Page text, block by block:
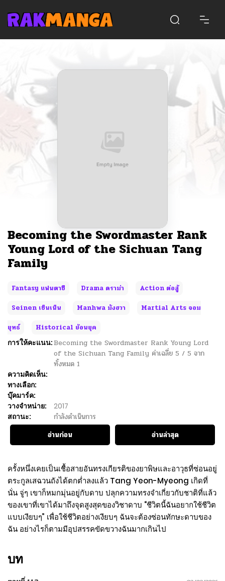
Becoming the Swordmaster Rank
Young Lord of the Sichuan Tang
Family
Fantasy แฟนตาซี Drama ดราม่า
Action ต่อสู้
Seinen เซ็นเน็น
Manhwa มังฮวา
Martial Arts จอม
ยุทธ์
Historical ย้อนยุค
การให้คะแนน:Becoming the Swordmaster Rank Young Lord
of the Sichuan Tang Family ค่าเฉลี่ย 5 / 5 จาก
ทั้งหมด 1
ความคิดเห็น:
ทางเลือก:
บุ๊คมาร์ค:
วางจำหน่าย:
2017
สถานะ:
กำลังดำเนินการ
อ่านก่อน
อ่านล่าสุด
ครั้งหนึ่งเคยเป็นเชื้อสายอันทรงเกียรติของยาพิษและอาวุธที่ซ่อนอยู่
ตระกูลเสฉวนถังได้ตกต่ำลงแล้ว Tang Yeon-Myeong เกิดที่
นั่น จู่ๆ เขาก็หมกมุ่นอยู่กับดาบ ปลุกความทรงจำเกี่ยวกับชาติที่แล้ว
ของเขาที่เขาได้มาถึงจุดสูงสุดของวิชาดาบ “ชีวิตนี้ฉันอยากใช้ชีวิต
แบบเงียบๆ” เพื่อใช้ชีวิตอย่างเงียบๆ ฉันจะต้องซ่อนทักษะดาบของ
ฉัน อย่างไรก็ตามมีอุปสรรคขัดขวางฉันมากเกินไป
บท